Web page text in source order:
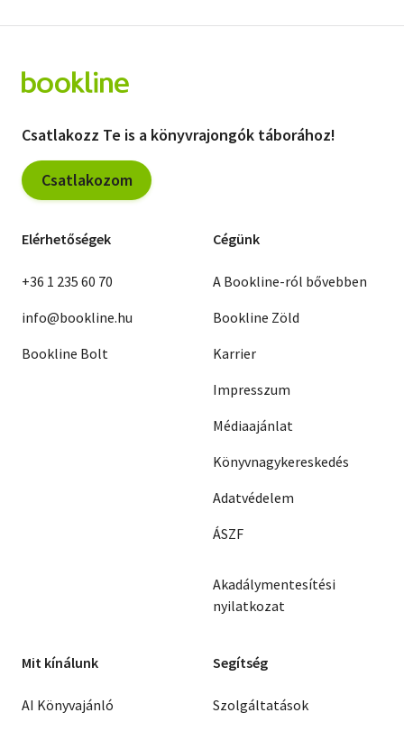
Csatlakozz Te is a könyvrajongók táborához!
Csatlakozom
Elérhetőségek
+36 1 235 60 70
info@bookline.hu
Bookline Bolt
Cégünk
A Bookline-ról bővebben
Bookline Zöld
Karrier
Impresszum
Médiaajánlat
Könyvnagykereskedés
Adatvédelem
ÁSZF
Akadálymentesítési
nyilatkozat
Mit kínálunk
AI Könyvajánló
Segítség
Szolgáltatások